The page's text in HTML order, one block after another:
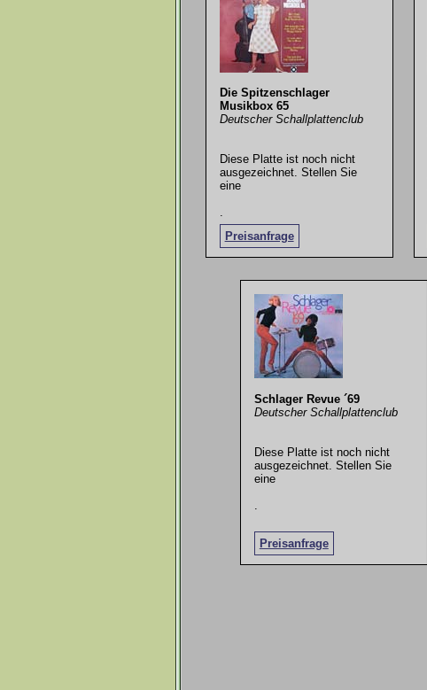
Die Spitzenschlager
Musikbox 65
Deutscher Schallplattenclub
Diese Platte ist noch nicht
ausgezeichnet. Stellen Sie
eine
Preisanfrage
.
Schlager Revue ´69
Deutscher Schallplattenclub
Diese Platte ist noch nicht
ausgezeichnet. Stellen Sie
eine
Preisanfrage